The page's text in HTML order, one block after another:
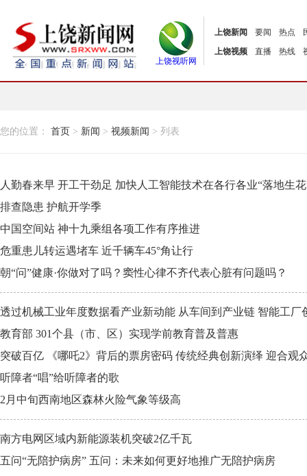
上饶视听网
上饶新闻 要闻 热点
上饶视频
直播 热线
您的位置： 首页 > 新闻 > 视频新闻 > 列表
人勤春来早 开工干劲足 加快人工智能技术在各行各业“落地生花
排查隐患 护航开学季
中国空间站 神十九乘组各项工作有序推进
危重患儿转运遇堵车 近千辆车45°角让行
朝“问”健康·你做对了吗？窦性心律不齐代表心脏有问题吗？
透过机械工业年度数据看产业新动能 从车间到产业链 智能工厂
教育部 301个县（市、区）实现学前教育普及普惠
突破百亿 《哪吒2》背后的票房密码 传统经典创新演绎 迎合观
听障者“唱”给听障者的歌
2月中旬西南地区森林火险气象等级高
南方电网区域内新能源装机突破2亿千瓦
五问“无陪护病房” 五问：未来如何更好地推广无陪护病房